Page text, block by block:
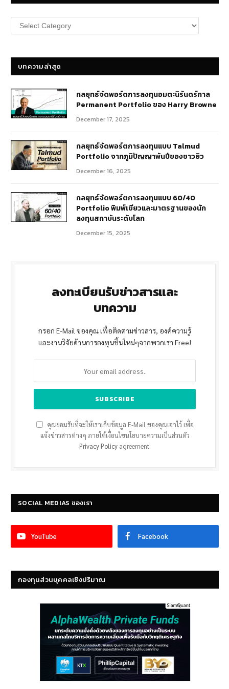
หมวด
หมู่
บทความล่าสุด
กลยุทธ์​จัดพอร์ตการลงทุนอมตะนิรันดร์กาล
Permanent Portfolio ของ Harry Browne
December 17, 2025
กลยุทธ์จัดพอร์ตการลงทุนแบบ Talmud
Portfolio จากภูมิปัญญาพันปีของชาวยิว
December 16, 2025
กลยุทธ์จัดพอร์ตการลงทุนแบบ 60/40
Portfolio พิมพ์เขียวและมาตรฐานของนัก
ลงทุนสถาบันระดับโลก
December 15, 2025
ลงทะเบียนรับข่าวสารและ
บทความ
กรอก E-Mail ของคุณ เพื่อติดตามข่าวสาร, องค์ความรู้
และงานวิจัยด้านการลงทุนชิ้นใหม่ๆจากพวกเรา Free!
คุณยอมรับที่จะให้เราเก็บข้อมูล E-Mail ของคุณเอาไว้ เพื่อ
แจ้งข่าวสารต่างๆ ภายใต้เงื่อนไขนโยบายความเป็นส่วนตัว
Privacy Policyagreement.
SOCIAL MEDIAS ของเรา
YouTube Facebook
กองทุนส่วนบุคคลเชิงปริมาณ